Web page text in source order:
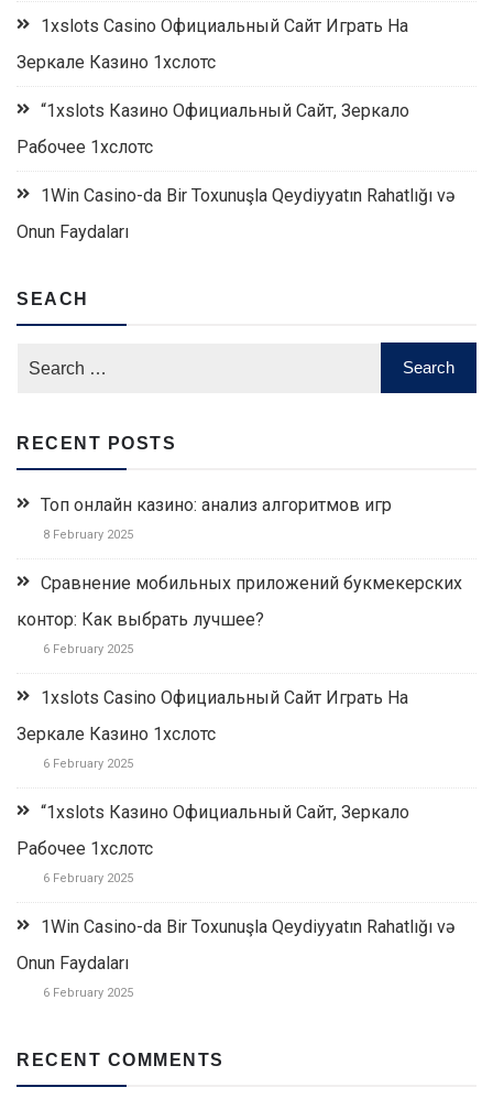
1xslots Casino Официальный Сайт Играть На
Зеркале Казино 1хслотс
“1xslots Казино Официальный Сайт, Зеркало
Рабочее 1хслотс
1Win Casino-da Bir Toxunuşla Qeydiyyatın Rahatlığı və
Onun Faydaları
SEACH
RECENT POSTS
Топ онлайн казино: анализ алгоритмов игр
8 February 2025
Сравнение мобильных приложений букмекерских
контор: Как выбрать лучшее?
6 February 2025
1xslots Casino Официальный Сайт Играть На
Зеркале Казино 1хслотс
6 February 2025
“1xslots Казино Официальный Сайт, Зеркало
Рабочее 1хслотс
6 February 2025
1Win Casino-da Bir Toxunuşla Qeydiyyatın Rahatlığı və
Onun Faydaları
6 February 2025
RECENT COMMENTS